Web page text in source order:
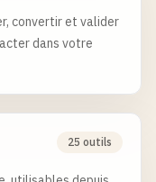
convertir et valider
dans votre
25 outils